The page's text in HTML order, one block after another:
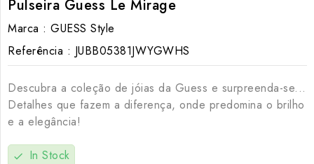
Pulseira Guess Le Mirage
Marca : GUESS Style
Referência : JUBB05381JWYGWHS
Descubra a coleção de jóias da Guess e surpreenda-se...
Detalhes que fazem a diferença, onde predomina o brilho
e a elegância!
check In Stock